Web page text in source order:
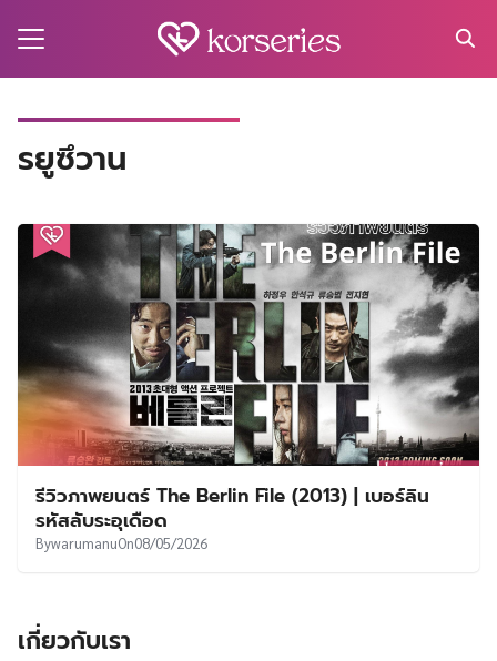
รยูซึวาน
รีวิวภาพยนตร์ The Berlin File (2013) | เบอร์ลิน
รหัสลับระอุเดือด
BywarumanuOn08/05/2026
เกี่ยวกับเรา